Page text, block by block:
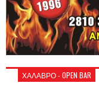
ΧΑΛΑΒΡΟ - OPEN BAR